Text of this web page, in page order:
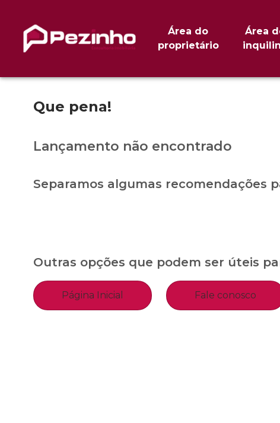
Área do
proprietário
Área
Que pena!
Lançamento não encontrado
Separamos algumas recomendações
Outras opções que podem ser úteis
Página Inicial Fale conosco